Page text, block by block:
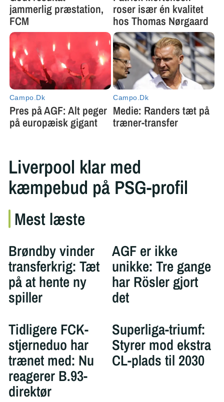
Liverpool klar med
kæmpebud på PSG-profil
Mest læste
Brøndby vinder
transferkrig: Tæt
på at hente ny
spiller
AGF er ikke
unikke: Tre gange
har Rösler gjort
det
Tidligere FCK-
stjerneduo har
trænet med: Nu
reagerer B.93-
direktør
Superliga-triumf:
Styrer mod ekstra
CL-plads til 2030